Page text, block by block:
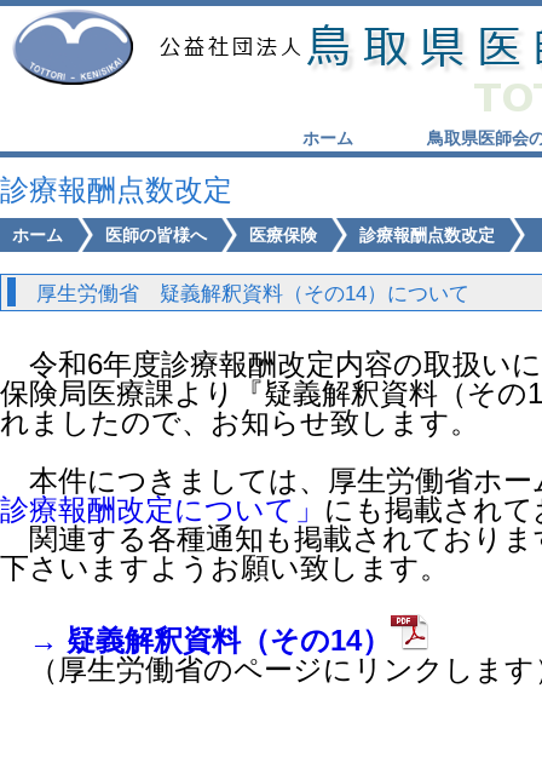
ホーム 鳥取県医師会
診療報酬点数改定
ホーム 医師の皆様へ 医療保険 診療報酬点数改定
厚生労働省 疑義解釈資料（その14）について
令和6年度診療報酬改定内容の取扱い
保険局医療課より『疑義解釈資料（そ
れましたので、お知らせ致します。
本件につきましては、厚生労働省ホー
診療報酬改定について」 にも掲載され
関連する各種通知も掲載されており
下さいますようお願い致します。
→ 疑義解釈資料（その14）
（厚生労働省のページにリンクします